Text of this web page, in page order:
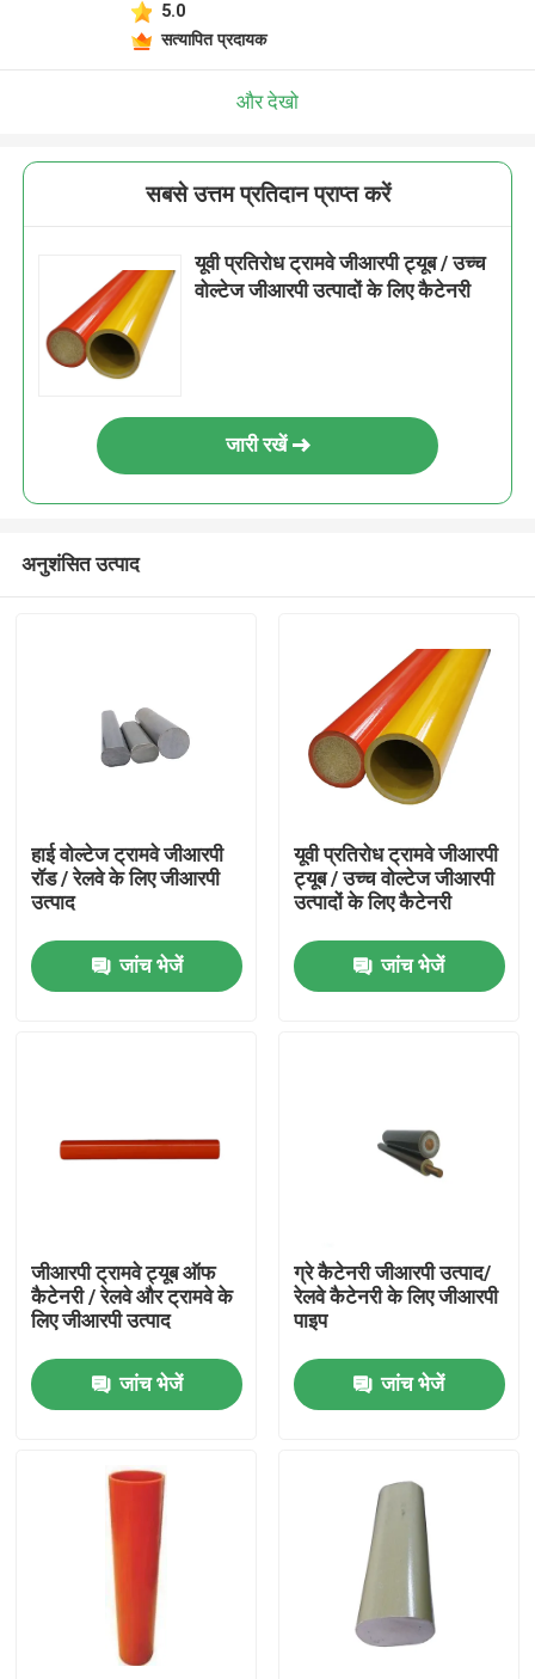
घर
वीडियो
कारखाना भ्रमण
गुणवत्ता नियंत्रण
एक उद्धरण का अनुरोध करें
रेलवे इन्सुलेटर
5.0
सत्यापित प्रदायक
और देखो
सबसे उत्तम प्रतिदान प्राप्त करें
यूवी प्रतिरोध ट्रामवे जीआरपी ट्यूब / उच्च
वोल्टेज जीआरपी उत्पादों के लिए कैटेनरी
जारी रखें
अनुशंसित उत्पाद
हाई वोल्टेज ट्रामवे जीआरपी
रॉड / रेलवे के लिए जीआरपी
उत्पाद
जांच भेजें
यूवी प्रतिरोध ट्रामवे जीआरपी
ट्यूब / उच्च वोल्टेज जीआरपी
उत्पादों के लिए कैटेनरी
जांच भेजें
जीआरपी ट्रामवे ट्यूब ऑफ
कैटेनरी / रेलवे और ट्रामवे के
लिए जीआरपी उत्पाद
जांच भेजें
ग्रे कैटेनरी जीआरपी उत्पाद/
रेलवे कैटेनरी के लिए जीआरपी
पाइप
जांच भेजें